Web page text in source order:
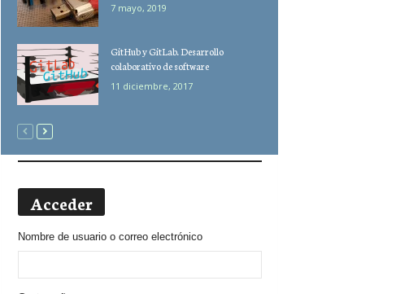
7 mayo, 2019
GitHub y GitLab. Desarrollo
colaborativo de software
11 diciembre, 2017
Acceder
Nombre de usuario o correo electrónico